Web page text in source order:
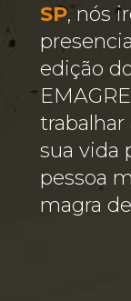
SP, nós
edição
trabalhar
sua vida
pessoa
magra